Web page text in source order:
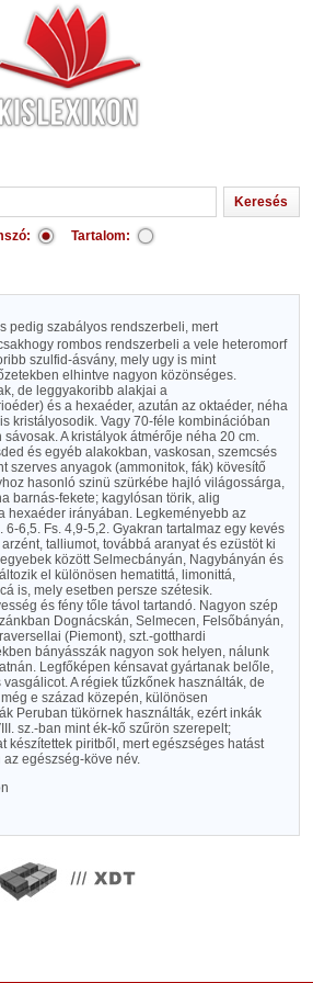
Tartalom:
pedig szabályos rendszerbeli, mert
rombos rendszerbeli a vele heteromorf
szulfid-ásvány, mely ugy is mint
elhintve nagyon közönséges.
de leggyakoribb alakjai a
és a hexaéder, azután az oktaéder, néha
kristályosodik. Vagy 70-féle kombinációban
A kristályok átmérője néha 20 cm.
és egyéb alakokban, vaskosan, szemcsés
szerves anyagok (ammonitok, fák) kövesítő
hasonló szinü szürkébe hajló világossárga,
barnás-fekete; kagylósan törik, alig
hexaéder irányában. Legkeményebb az
6-6,5. Fs. 4,9-5,2. Gyakran tartalmaz egy kevés
talliumot, továbbá aranyat és ezüstöt ki
között Selmecbányán, Nagybányán és
el különösen hematittá, limonittá,
is, mely esetben persze szétesik.
és fény tőle távol tartandó. Nagyon szép
Dognácskán, Selmecen, Felsőbányán,
(Piemont), szt.-gotthardi
bányásszák nagyon sok helyen, nálunk
Legfőképen kénsavat gyártanak belőle,
A régiek tűzkőnek használták, de
e század közepén, különösen
Peruban tükörnek használták, ezért inkák
sz.-ban mint ék-kő szűrön szerepelt;
készítettek piritből, mert egészséges hatást
egészség-köve név.